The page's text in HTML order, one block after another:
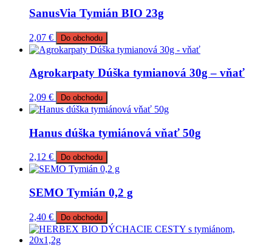
SanusVia Tymián BIO 23g
2,07 € Do obchodu
Agrokarpaty Dúška tymianová 30g – vňať
2,09 € Do obchodu
Hanus dúška tymiánová vňať 50g
2,12 € Do obchodu
SEMO Tymián 0,2 g
2,40 € Do obchodu